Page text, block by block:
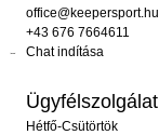
office@keepersport.hu
+43 676 7664611
Chat indítása
Ügyfélszolgálat
Hétfő-Csütörtök